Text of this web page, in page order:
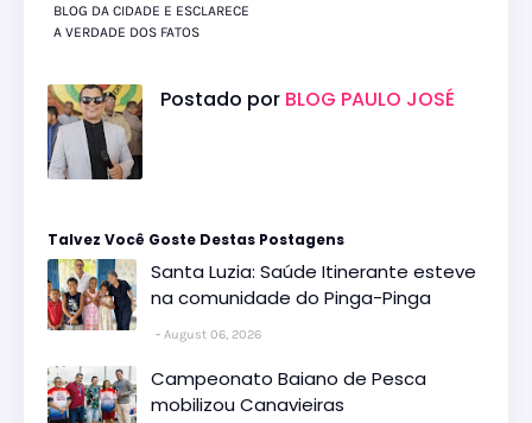
BLOG DA CIDADE E ESCLARECE
A VERDADE DOS FATOS
Postado por BLOG PAULO JOSÉ
Talvez Você Goste Destas Postagens
Santa Luzia: Saúde Itinerante esteve
na comunidade do Pinga-Pinga
August 06, 2026
Campeonato Baiano de Pesca
mobilizou Canavieiras